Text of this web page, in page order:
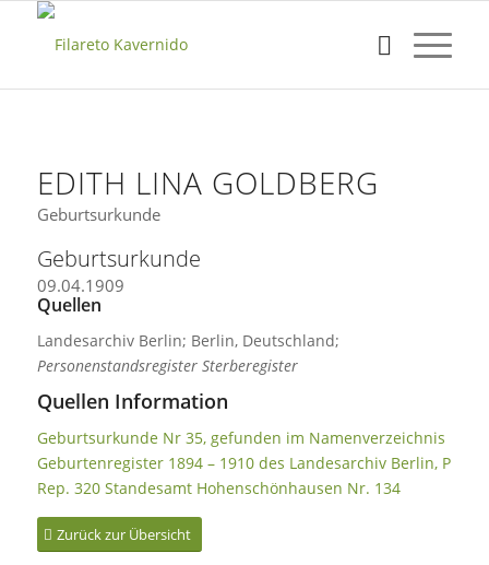
EDITH LINA GOLDBERG
Geburtsurkunde
Geburtsurkunde
09.04.1909
Quellen
Landesarchiv Berlin; Berlin, Deutschland;
Personenstandsregister Sterberegister
Quellen Information
Geburtsurkunde Nr 35, gefunden im Namenverzeichnis
Geburtenregister 1894 – 1910 des Landesarchiv Berlin, P
Rep. 320 Standesamt Hohenschönhausen Nr. 134
Zurück zur Übersicht